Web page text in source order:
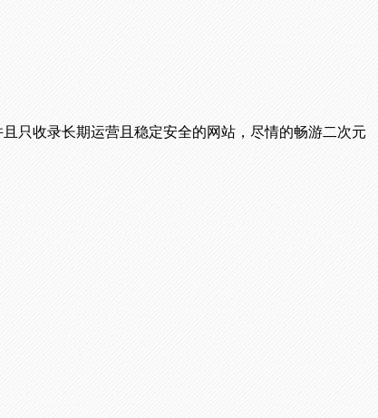
只收录长期运营且稳定安全的网站，尽情的畅游二次元